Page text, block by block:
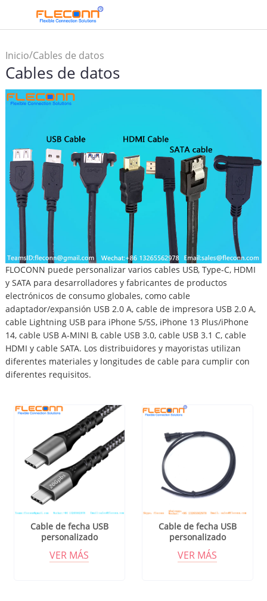
Inicio/Cables de datos
Cables de datos
FLOCONN puede personalizar varios cables USB, Type-C, HDMI
y SATA para desarrolladores y fabricantes de productos
electrónicos de consumo globales, como cable
adaptador/expansión USB 2.0 A, cable de impresora USB 2.0 A,
cable Lightning USB para iPhone 5/5S, iPhone 13 Plus/iPhone
14, cable USB A-MINI B, cable USB 3.0, cable USB 3.1 C, cable
HDMI y cable SATA. Los distribuidores y mayoristas utilizan
diferentes materiales y longitudes de cable para cumplir con
diferentes requisitos.
Cable de fecha USB
personalizado
VER MÁS
Cable de fecha USB
personalizado
VER MÁS